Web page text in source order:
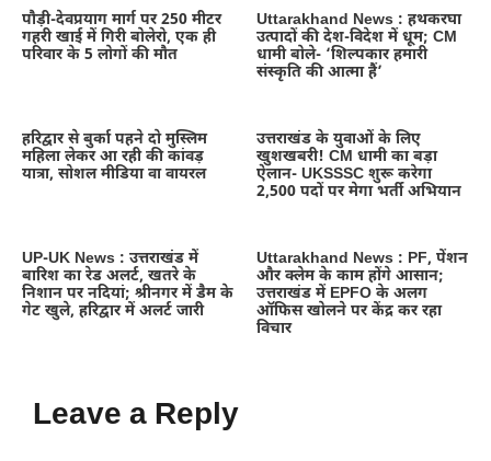
पौड़ी-देवप्रयाग मार्ग पर 250 मीटर
गहरी खाई में गिरी बोलेरो, एक ही
परिवार के 5 लोगों की मौत
Uttarakhand News : हथकरघा
उत्पादों की देश-विदेश में धूम; CM
धामी बोले- ‘शिल्पकार हमारी
संस्कृति की आत्मा हैं’
हरिद्वार से बुर्का पहने दो मुस्लिम
महिला लेकर आ रही की कांवड़
यात्रा, सोशल मीडिया वा वायरल
उत्तराखंड के युवाओं के लिए
खुशखबरी! CM धामी का बड़ा
ऐलान- UKSSSC शुरू करेगा
2,500 पदों पर मेगा भर्ती अभियान
UP-UK News : उत्तराखंड में
बारिश का रेड अलर्ट, खतरे के
निशान पर नदियां; श्रीनगर में डैम के
गेट खुले, हरिद्वार में अलर्ट जारी
Uttarakhand News : PF, पेंशन
और क्लेम के काम होंगे आसान;
उत्तराखंड में EPFO के अलग
ऑफिस खोलने पर केंद्र कर रहा
विचार
Leave a Reply